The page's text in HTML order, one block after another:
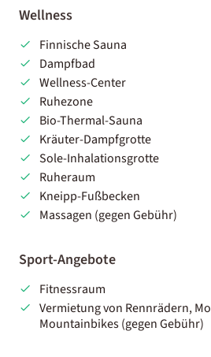
Wellness
Finnische Sauna
Dampfbad
Wellness-Center
Ruhezone
Bio-Thermal-Sauna
Kräuter-Dampfgrotte
Sole-Inhalationsgrotte
Ruheraum
Kneipp-Fußbecken
Massagen (gegen Gebühr)
Sport-Angebote
Fitnessraum
Vermietung von Rennrädern,
Mountainbikes (gegen Gebühr)